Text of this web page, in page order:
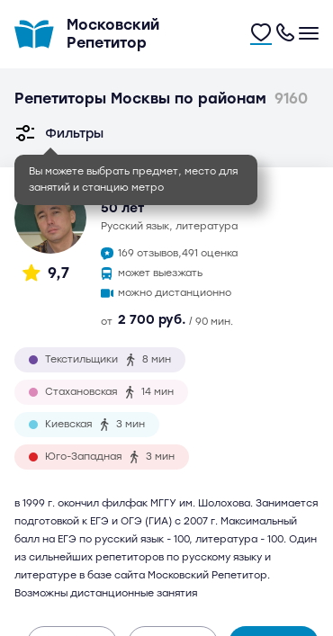
Московский
Репетитор
Репетиторы Москвы по районам 9160
Вы можете выбрать предмет, место для
занятий и станцию метро
Фильтры
9,7
Иван Игоревич
50 лет
русский язык, литература
169 отзывов,491 оценка
может выезжать
можно дистанционно
от 2 700 руб. / 90 мин.
Текстильщики 8 мин
Стахановская 14 мин
Киевская 3 мин
Юго-Западная 3 мин
в 1999 г. окончил филфак МГГУ им. Шолохова. Занимается
подготовкой к ЕГЭ и ОГЭ (ГИА) с 2007 г. Максимальный
балл на ЕГЭ по русский язык - 100, литература - 100. Один
из сильнейших репетиторов по русскому языку и
литературе в базе сайта Московский Репетитор.
Возможны дистанционные занятия